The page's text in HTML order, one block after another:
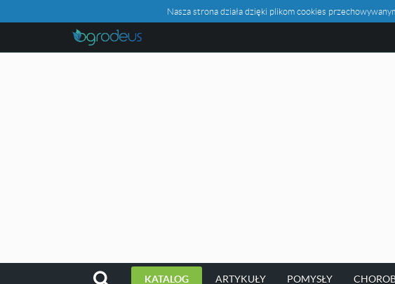
Nasza strona działa dzięki plikom cookies
KATALOG ARTYKUŁY POMYSŁY